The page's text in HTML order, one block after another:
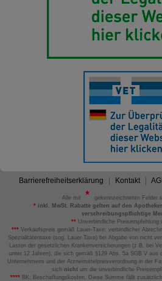
Barrierefreiheitserklärung Kontakt
Alle mit
gekennzeichneten Felder
*inkl. MwSt. Rabatte gelten auf den
verschreibungspflichtige
** Unverbindliche Preisempfehlung
*** Verkaufspreis gemäß Lauer-Taxe; verbindlicher
Spezialitätentaxe (sog. Lauer-Taxe) bei Abgabe von nicht
Lasten der gesetzlichen Krankenversicherungen (z.B. bei
unter 12 Jahren), die sich gemäß §129 Abs. 5a SGB V aus
Unternehmens und der Arzneimittelpreisverordnung in der
sich nicht um die unverbindliche
****BK: Beschaffungskosten. Diese Summe fällt